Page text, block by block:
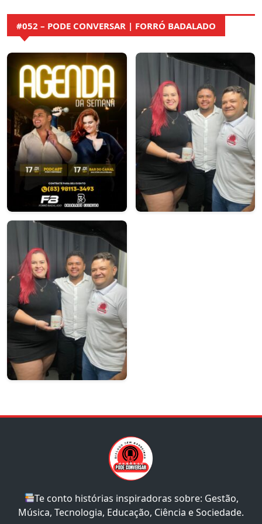
#052 – PODE CONVERSAR | FORRÓ BADALADO
Te conto histórias inspiradoras sobre: Gestão,
Música, Tecnologia, Educação, Ciência e Sociedade.